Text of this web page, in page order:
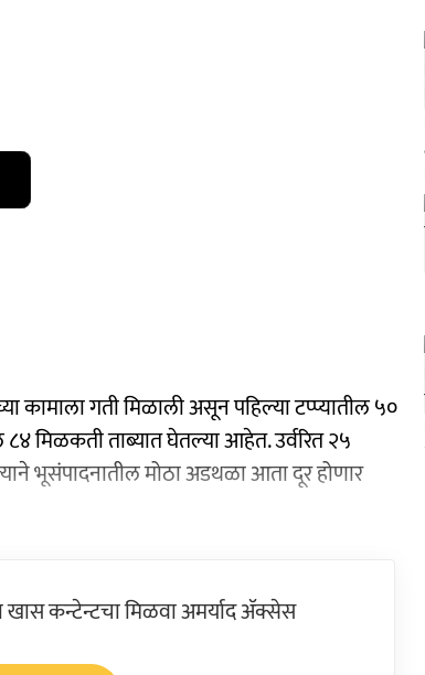
कामाला गती मिळाली असून पहिल्या टप्प्यातील ५०
मिळकती ताब्यात घेतल्या आहेत. उर्वरित २५
भूसंपादनातील मोठा अडथळा आता दूर होणार
कन्टेन्टचा मिळवा अमर्याद ॲक्सेस